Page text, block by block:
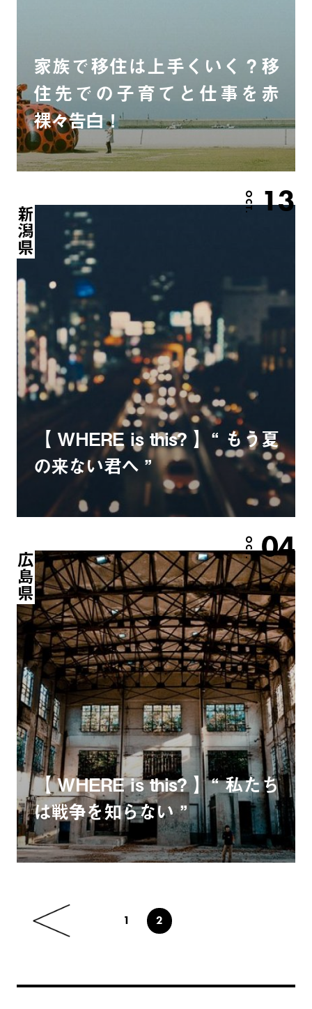
家族で移住は上手くいく？移
住先での子育てと仕事を赤
裸々告白！
OCT. 13
新潟県
【 WHERE is this? 】“ もう夏
の来ない君へ ”
OCT. 04
広島県
【 WHERE is this? 】“ 私たち
は戦争を知らない ”
1 2